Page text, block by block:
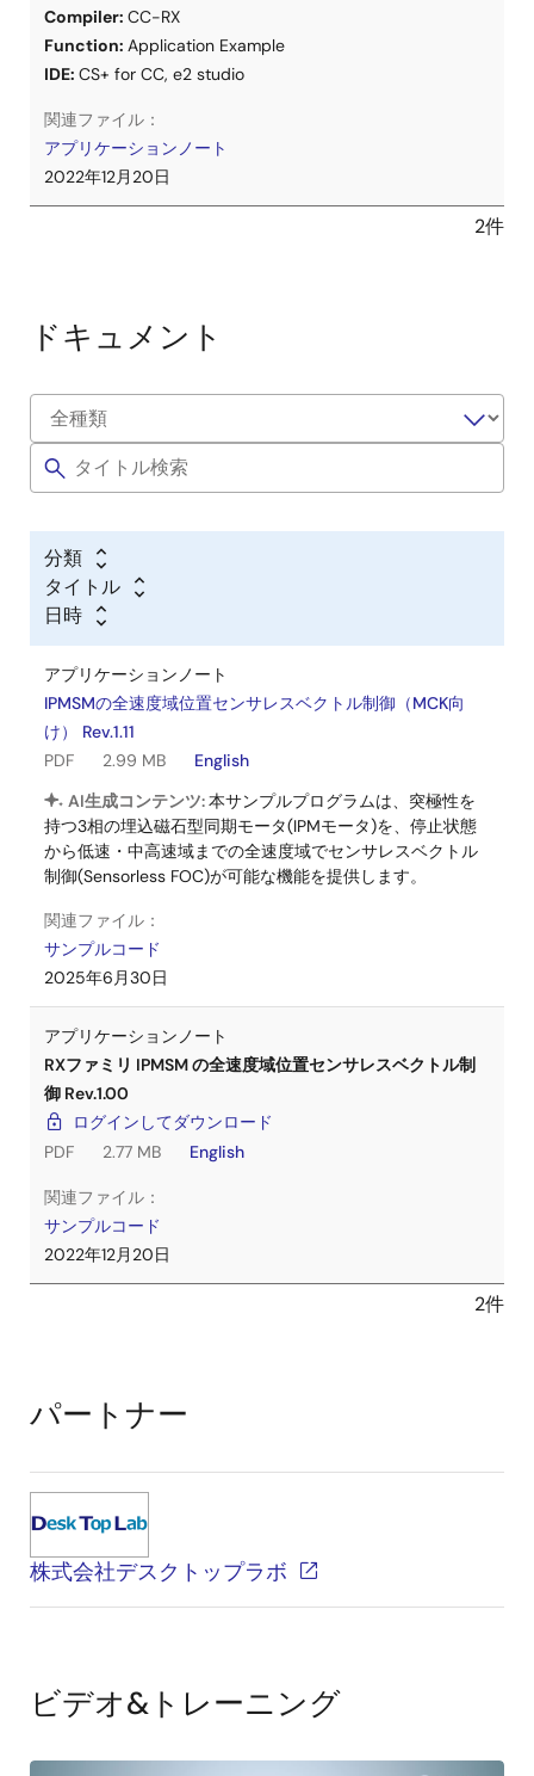
Compiler: CC-RX
Function: Application Example
IDE: CS+ for CC, e2 studio
関連ファイル：
アプリケーションノート
2022年12月20日
2件
ドキュメント
分類
タイトル
日時
アプリケーションノート
IPMSMの全速度域位置センサレスベクトル制御（MCK向
け） Rev.1.11
PDF
2.99 MB
English
AI生成コンテンツ:本サンプルプログラムは、突極性を
持つ3相の埋込磁石型同期モータ(IPMモータ)を、停止状態
から低速・中高速域までの全速度域でセンサレスベクトル
制御(Sensorless FOC)が可能な機能を提供します。
関連ファイル：
サンプルコード
2025年6月30日
アプリケーションノート
RXファミリ IPMSM の全速度域位置センサレスベクトル制
御 Rev.1.00
ログインしてダウンロード
PDF
2.77 MB English
関連ファイル：
サンプルコード
2022年12月20日
2件
パートナー
株式会社デスクトップラボ
ビデオ&トレーニング